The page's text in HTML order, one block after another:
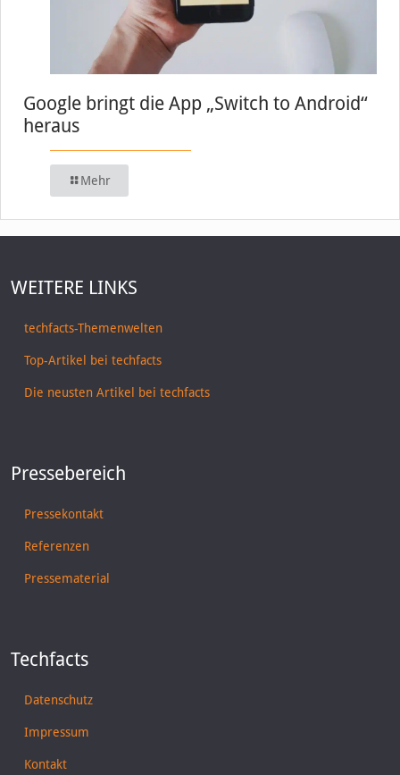
Google bringt die App „Switch to Android“
heraus
Mehr
WEITERE LINKS
techfacts-Themenwelten
Top-Artikel bei techfacts
Die neusten Artikel bei techfacts
Pressebereich
Pressekontakt
Referenzen
Pressematerial
Techfacts
Datenschutz
Impressum
Kontakt